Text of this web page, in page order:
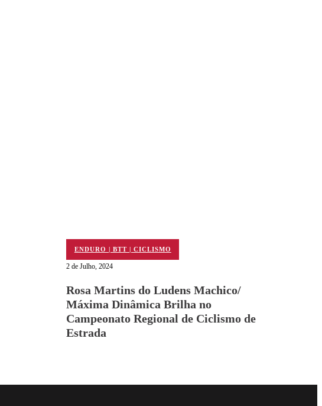
ENDURO | BTT | CICLISMO
2 de Julho, 2024
Rosa Martins do Ludens Machico/
Máxima Dinâmica Brilha no
Campeonato Regional de Ciclismo de
Estrada